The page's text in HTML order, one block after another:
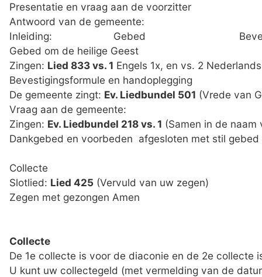
Presentatie en
Antwoord van
Inleiding: Gebed
Gebed om de
Zingen: Lied 833 vs. 1 Engels 1x, en
De gemeente zingt: Ev. Liedbundel 501
Vraag aan
Zingen: Ev. Liedbundel 218 vs. 1 (Samen
Dankgebed en voorbeden afgesloten met
Slotlied: Lied 425 (Vervuld
Zegen met gezongen Amen
Collecte
De 1e collecte is voor de diaconie en de 2e collecte
U kunt uw collectegeld (met vermelding van de